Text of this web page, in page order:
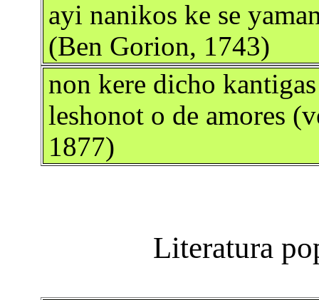
ayi nanikos ke se
(Ben Gorion, 1743)
non kere dicho
leshonot o de amores
1877)